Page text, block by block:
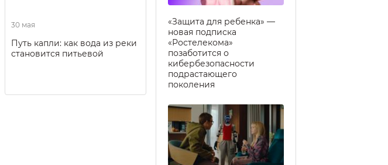
30 мая
Путь капли: как вода из реки
становится питьевой
«Защита для ребенка» —
новая подписка
«Ростелекома»
позаботится о
кибербезопасности
подрастающего
поколения